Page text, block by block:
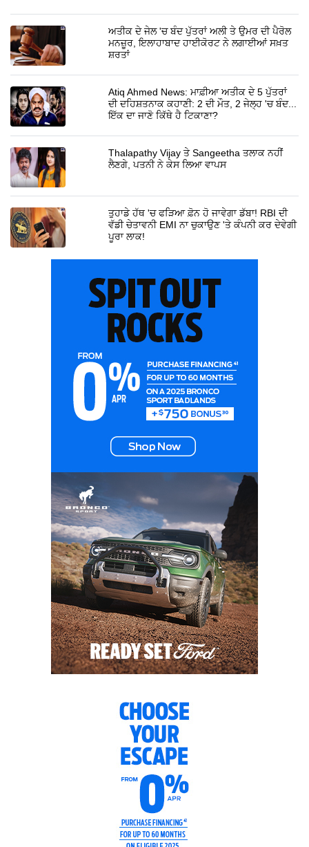
ਅਤੀਕ ਦੇ ਜੇਲ 'ਚ ਬੰਦ ਪੁੱਤਰਾਂ ਅਲੀ ਤੇ ਉਮਰ ਦੀ ਪੈਰੋਲ
ਮਨਜ਼ੂਰ, ਇਲਾਹਾਬਾਦ ਹਾਈਕੋਰਟ ਨੇ ਲਗਾਈਆਂ ਸਖ਼ਤ
ਸ਼ਰਤਾਂ
Atiq Ahmed News: ਮਾਫ਼ੀਆ ਅਤੀਕ ਦੇ 5 ਪੁੱਤਰਾਂ
ਦੀ ਦਹਿਸ਼ਤਨਾਕ ਕਹਾਣੀ: 2 ਦੀ ਮੌਤ, 2 ਜੇਲ੍ਹ 'ਚ ਬੰਦ...
ਇੱਕ ਦਾ ਜਾਣੋ ਕਿੱਥੇ ਹੈ ਟਿਕਾਣਾ?
Thalapathy Vijay ਤੇ Sangeetha ਤਲਾਕ ਨਹੀਂ
ਲੈਣਗੇ, ਪਤਨੀ ਨੇ ਕੇਸ ਲਿਆ ਵਾਪਸ
ਤੁਹਾਡੇ ਹੱਥ 'ਚ ਫੜਿਆ ਫ਼ੋਨ ਹੋ ਜਾਵੇਗਾ ਡੱਬਾ! RBI ਦੀ
ਵੱਡੀ ਚੇਤਾਵਨੀ EMI ਨਾ ਚੁਕਾਉਣ 'ਤੇ ਕੰਪਨੀ ਕਰ ਦੇਵੇਗੀ
ਪੂਰਾ ਲਾਕ!